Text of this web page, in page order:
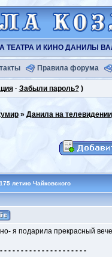
ТЕАТРА И КИНО ДАНИЛЫ
Правила форума
· Забыли пароль?)
» Данила на телевидении
летию Чайковского
я подарила прекрасный
- - - - - - - - - - - - - - - - - - - -